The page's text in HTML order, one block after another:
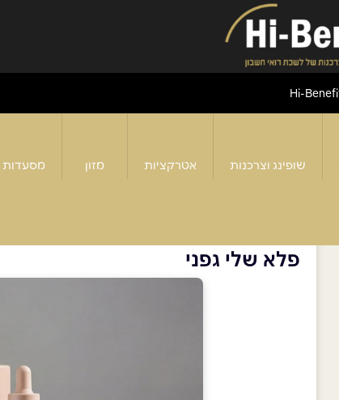
שופינג וצרכנות אטרקציות מזון מסעדות
פלא שלי גפני